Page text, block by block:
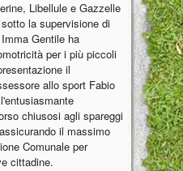
Libellule e Gazzelle
la supervisione di
Gentile ha
per i più piccoli
il
allo sport Fabio
chiusosi agli spareggi
il massimo
Comunale per
cittadine.